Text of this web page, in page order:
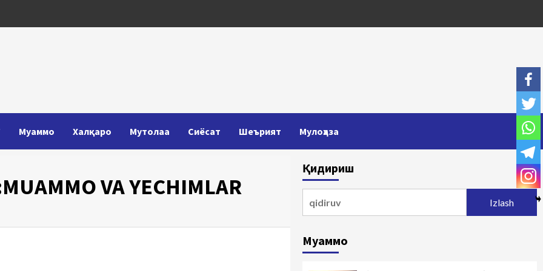
Муаммо Халқаро Мутолаа Сиёсат Шеърият Мулоҳаза
VA YECHIMLAR
Қидириш
Муаммо